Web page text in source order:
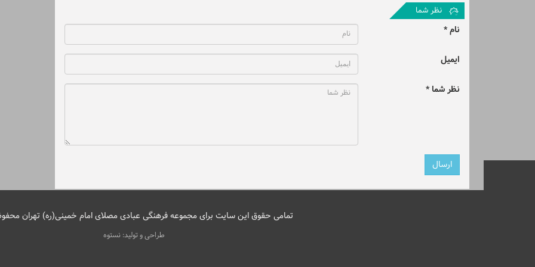
نظر شما
نام *
ایمیل
نظر شما *
تمامی حقوق این سایت برای مجموعه فرهنگی عبادی مصلای امام خمینی(ره) تهران
طراحی و تولید: نستوه